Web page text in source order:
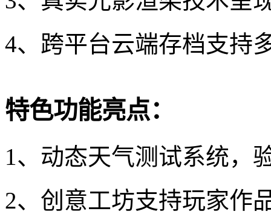
4、跨平台云端存档支持
特色功能亮点：
1、动态天气测试系统，
2、创意工坊支持玩家作